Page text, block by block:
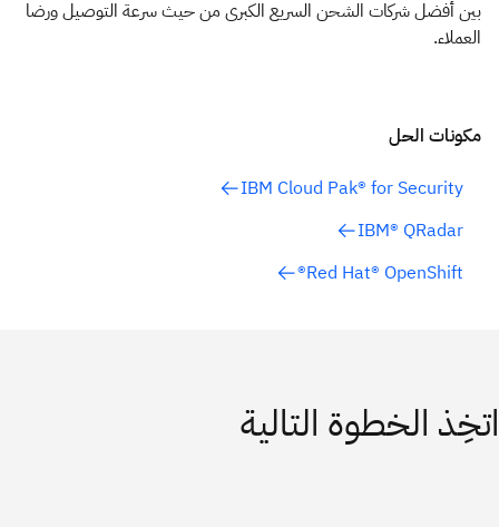
بين أفضل شركات الشحن السريع الكبرى من حيث سرعة التوصيل ورضا
العملاء.
مكونات الحل
IBM Cloud Pak® for Security
IBM® QRadar
Red Hat® OpenShift®
اتخِذ الخطوة التالية